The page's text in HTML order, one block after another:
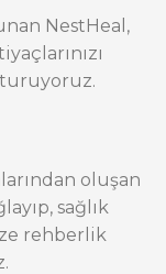
NestHeal,
oluşan
sağlık
rehberlik